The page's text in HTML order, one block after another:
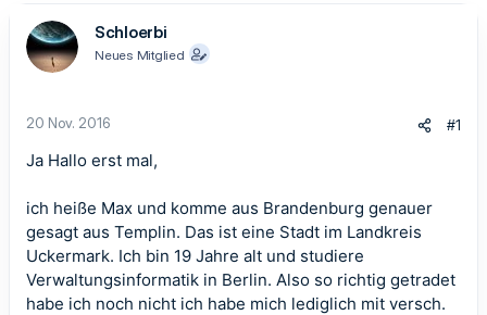
Schloerbi
Neues Mitglied
20 Nov. 2016 #1
Ja Hallo erst mal,
ich heiße Max und komme aus Brandenburg genauer
gesagt aus Templin. Das ist eine Stadt im Landkreis
Uckermark. Ich bin 19 Jahre alt und studiere
Verwaltungsinformatik in Berlin. Also so richtig getradet
habe ich noch nicht ich habe mich lediglich mit versch.